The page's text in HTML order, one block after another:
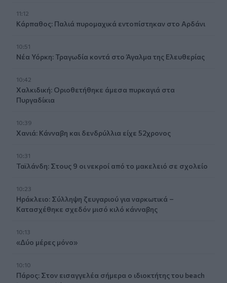
11:12
Κάρπαθος: Παλιά πυρομαχικά εντοπίστηκαν στο Αρδάνι
10:51
Νέα Υόρκη: Τραγωδία κοντά στο Άγαλμα της Ελευθερίας
10:42
Χαλκιδική: Οριοθετήθηκε άμεσα πυρκαγιά στα
Πυργαδίκια
10:39
Χανιά: Κάνναβη και δενδρύλλια είχε 52χρονος
10:31
Ταϊλάνδη: Στους 9 οι νεκροί από το μακελειό σε σχολείο
10:23
Ηράκλειο: Σύλληψη ζευγαριού για ναρκωτικά –
Κατασχέθηκε σχεδόν μισό κιλό κάνναβης
10:13
«Δύο μέρες μόνο»
10:10
Πάρος: Στον εισαγγελέα σήμερα ο ιδιοκτήτης του beach